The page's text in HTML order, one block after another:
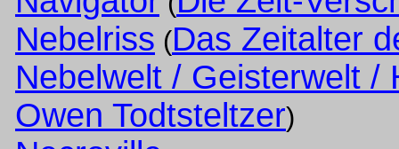
Nebelriss (Das Zeitalter
Nebelwelt / Geisterwelt /
Owen Todtsteltzer)